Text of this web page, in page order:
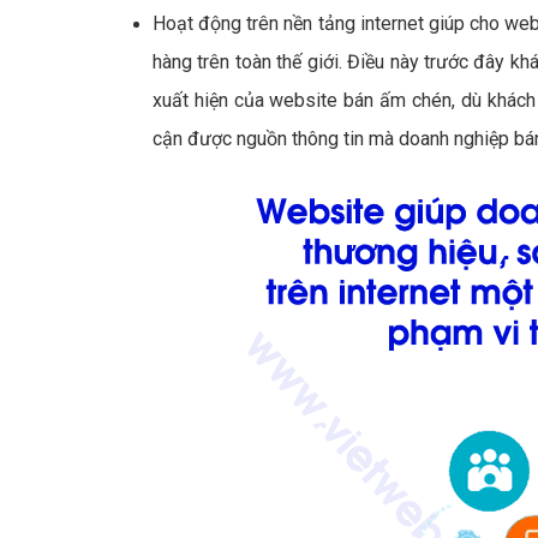
Hoạt động trên nền tảng internet giúp cho
hàng trên toàn thế giới. Điều này trước đây
xuất hiện của website bán ấm chén, dù
cận được nguồn thông tin mà doanh nghiệp